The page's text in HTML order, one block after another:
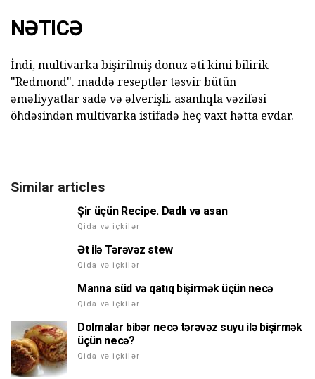
NƏTICƏ
İndi, multivarka bişirilmiş donuz əti kimi bilirik
"Redmond". maddə reseptlər təsvir bütün
əməliyyatlar sadə və əlverişli. asanlıqla vəzifəsi
öhdəsindən multivarka istifadə heç vaxt hətta evdar.
Similar articles
Şir üçün Recipe. Dadlı və asan
Qida və içkilər
Ət ilə Tərəvəz stew
Qida və içkilər
Manna süd və qatıq bişirmək üçün necə
Qida və içkilər
Dolmalar bibər necə tərəvəz suyu ilə bişirmək
üçün necə?
Qida və içkilər